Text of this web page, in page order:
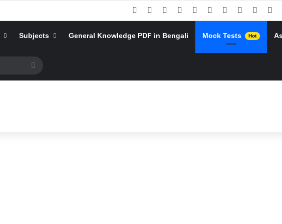
Facebook PinterestYouTubeInstagramGoogle Play
TelegramWhatsApp
RSS
Subjects General Knowledge PDF in Bengali Mock Tests Hot
Search
for